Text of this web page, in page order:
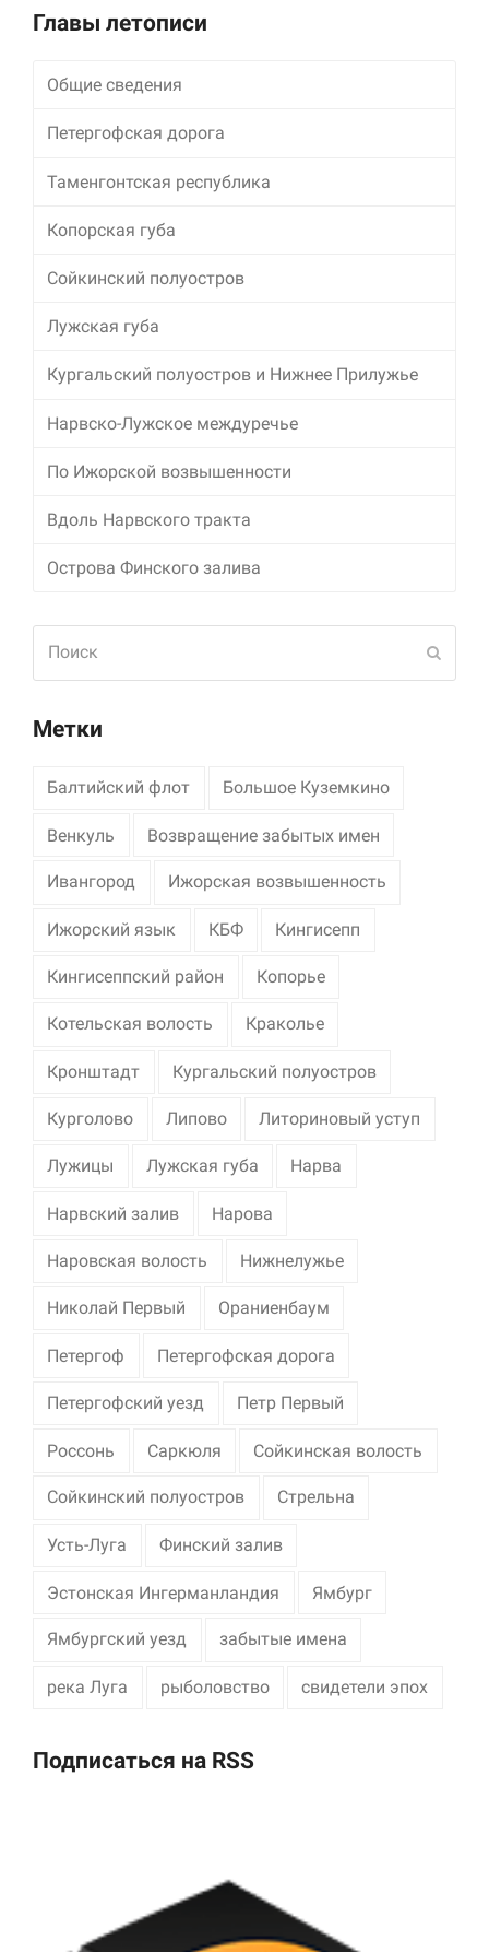
Главы летописи
Общие сведения
Петергофская дорога
Таменгонтская республика
Копорская губа
Сойкинский полуостров
Лужская губа
Кургальский полуостров и Нижнее Прилужье
Нарвско-Лужское междуречье
По Ижорской возвышенности
Вдоль Нарвского тракта
Острова Финского залива
Метки
Балтийский флот Большое Куземкино
Венкуль Возвращение забытых имен
Ивангород Ижорская возвышенность
Ижорский язык КБФ Кингисепп
Кингисеппский район Копорье
Котельская волость Краколье
Кронштадт Кургальский полуостров
Курголово Липово Литориновый уступ
Лужицы Лужская губа Нарва
Нарвский залив Нарова
Наровская волость Нижнелужье
Николай Первый Ораниенбаум
Петергоф Петергофская дорога
Петергофский уезд Петр Первый
Россонь Саркюля Сойкинская волость
Сойкинский полуостров Стрельна
Усть-Луга Финский залив
Эстонская Ингерманландия Ямбург
Ямбургский уезд забытые имена
река Луга рыболовство свидетели эпох
Подписаться на RSS